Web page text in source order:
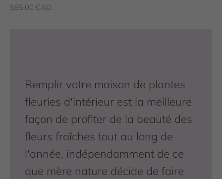
Prix de vente
$85.00 CAD
Remplir votre maison de plantes
fleuries d'intérieur est la meilleure
façon de profiter de la beauté des
fleurs fraîches tout au long de
l'année, indépendamment de ce
que mère nature décide de faire